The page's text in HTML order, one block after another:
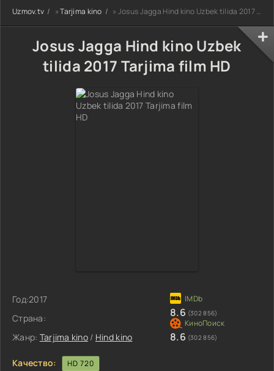
tarjima kino Full
HD tas-ix
Uzmov.tv »Tarjima kino » Josus Jagga Hind kino Uzbek tilida 2017 Tarjima film HD
Josus Jagga Hind kino Uzbek
tilida 2017 Tarjima film HD
Год:2017
Страна:
Жанр: Tarjima kino / Hind kino
8.6 (302 856)
8.6 (302 856)
Качество: HD 720